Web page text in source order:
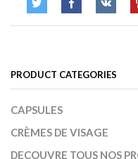
PRODUCT CATEGORIES
CAPSULES
CRÈMES DE VISAGE
DECOUVRE TOUS NOS